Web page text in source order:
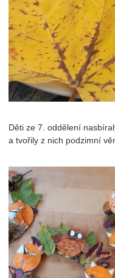
Děti ze 7. oddělení
a tvořily z nich podzimní